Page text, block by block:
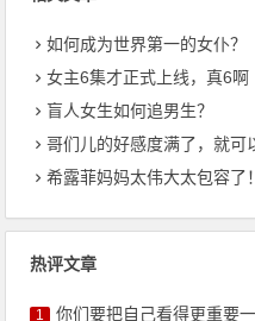
如何成为世界第一的女仆？
女主6集才正式上线，真6啊
盲人女生如何追男生？
哥们儿的好感度满了，就可
希露菲妈妈太伟大太包容了！
热评文章
1 你们要把自己看得更重要一